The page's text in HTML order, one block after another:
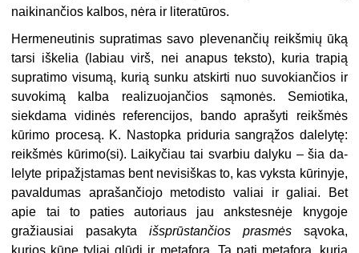
naikinančios kal­bos, nėra ir literatūros.
Hermeneutinis supratimas savo plevenančių reikšmių ūką
tarsi iškelia (labiau virš, nei anapus teksto), kuria trapią
supratimo visumą, kurią sunku atskirti nuo suvokiančios ir
suvokimą kalba realizuojančios sąmonės. Se­miotika,
siekdama vidinės referencijos, bando aprašyti reikšmės
kūrimo procesą. K. Nastopka priduria san­grąžos dalelytę:
reikšmės kūrimo(si). Laikyčiau tai svarbiu dalyku – šia da­
lelyte pripažįstamas bent nevisiškas to, kas vyksta kūrinyje,
pavaldumas aprašančiojo metodisto valiai ir galiai. Bet
apie tai to paties autoriaus jau ankstesnėje knygoje
gražiausiai pasa­kyta išsprūstančios prasmėssąvoka,
kurios kūne tyliai glūdi ir metafora. Ta pati metafora, kuria